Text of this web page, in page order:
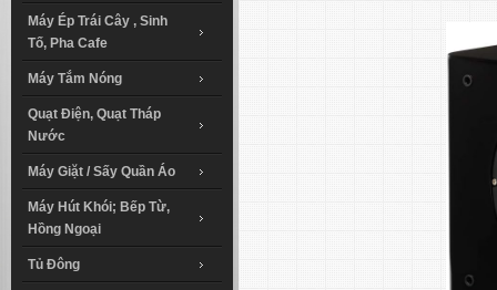
Máy Ép Trái Cây , Sinh
Tố, Pha Cafe
Máy Tắm Nóng
Quạt Điện, Quạt Tháp
Nước
Máy Giặt / Sấy Quần Áo
Máy Hút Khói; Bếp Từ,
Hồng Ngoại
Tủ Đông